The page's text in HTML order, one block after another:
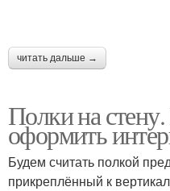
читать дальше →
Полки на
оформить
Будем считать полкой
прикреплённый к